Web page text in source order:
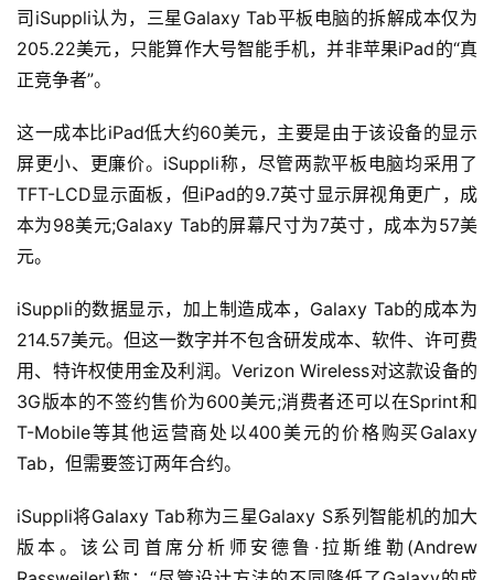
司iSuppli认为，三星Galaxy Tab平板电脑的拆解成本仅为
205.22美元，只能算作大号智能手机，并非苹果iPad的“真
正竞争者”。
这一成本比iPad低大约60美元，主要是由于该设备的显示
屏更小、更廉价。iSuppli称，尽管两款平板电脑均采用了
TFT-LCD显示面板，但iPad的9.7英寸显示屏视角更广，成
本为98美元;Galaxy Tab的屏幕尺寸为7英寸，成本为57美
元。
iSuppli的数据显示，加上制造成本，Galaxy Tab的成本为
214.57美元。但这一数字并不包含研发成本、软件、许可费
用、特许权使用金及利润。Verizon Wireless对这款设备的
3G版本的不签约售价为600美元;消费者还可以在Sprint和
T-Mobile等其他运营商处以400美元的价格购买Galaxy
Tab，但需要签订两年合约。
iSuppli将Galaxy Tab称为三星Galaxy S系列智能机的加大
版本。该公司首席分析师安德鲁·拉斯维勒(Andrew